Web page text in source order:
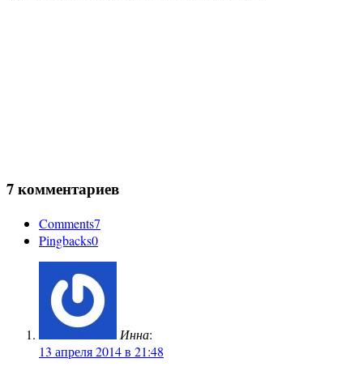
7 комментариев
Comments7
Pingbacks0
Инна:
13 апреля 2014 в 21:48